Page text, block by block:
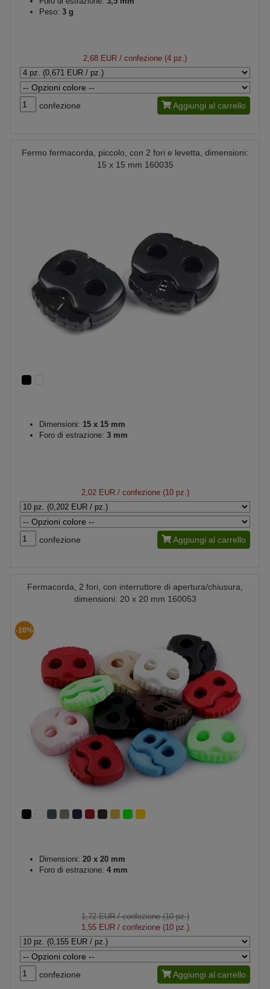
Peso: 3 g
2,68 EUR / confezione (4 pz.)
confezione Aggiungi al carrello
Fermo fermacorda, piccolo, con 2 fori e levetta, dimensioni:
15 x 15 mm 160035
Dimensioni: 15 x 15 mm
Foro di estrazione: 3 mm
2,02 EUR/ confezione (10 pz.)
confezione Aggiungi al carrello
Fermacorda, 2 fori, con interruttore di apertura/chiusura,
dimensioni: 20 x 20 mm 160053
-10%
Dimensioni: 20 x 20 mm
Foro di estrazione: 4 mm
1,72 EUR/ confezione (10 pz.)
1,55 EUR/ confezione (10 pz.)
confezione Aggiungi al carrello